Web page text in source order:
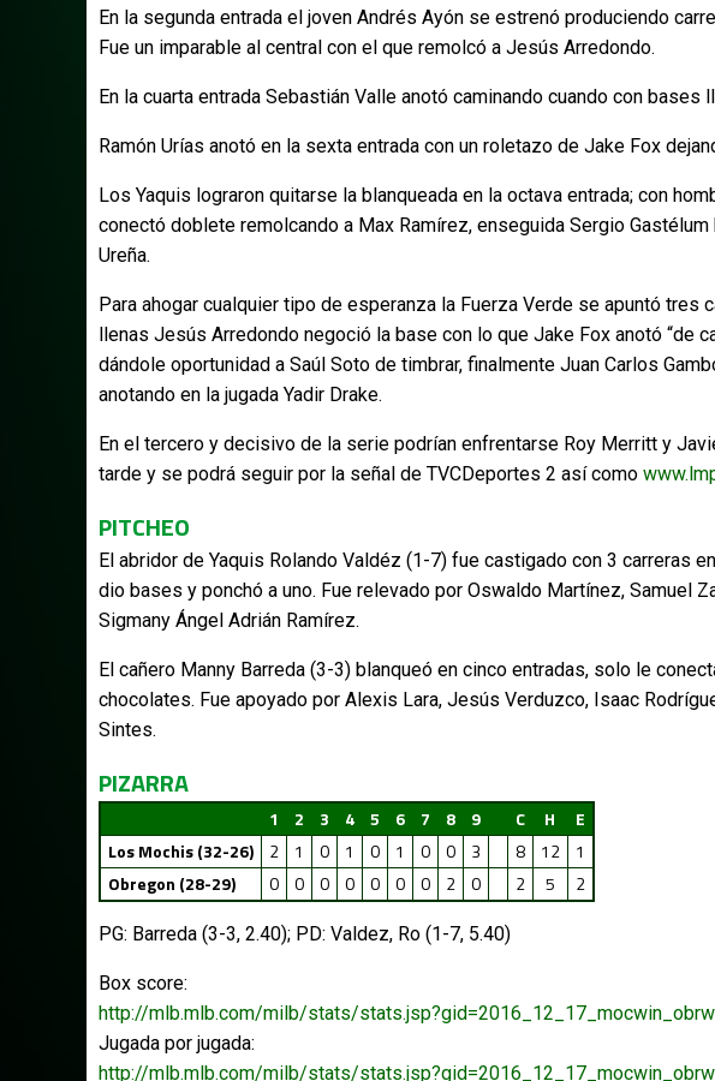
En la segunda entrada el joven Andrés Ayón se estrenó produciendo
Fue un imparable al central con el que remolcó a Jesús Arredondo.
En la cuarta entrada Sebastián Valle anotó caminando cuando con
Ramón Urías anotó en la sexta entrada con un roletazo de Jake Fox
Los Yaquis lograron quitarse la blanqueada en la octava entrada; con
conectó doblete remolcando a Max Ramírez, enseguida Sergio
Ureña.
Para ahogar cualquier tipo de esperanza la Fuerza Verde se apuntó tres
llenas Jesús Arredondo negoció la base con lo que Jake Fox anotó “de
dándole oportunidad a Saúl Soto de timbrar, finalmente Juan Carlos
anotando en la jugada Yadir Drake.
En el tercero y decisivo de la serie podrían enfrentarse Roy Merritt y
tarde y se podrá seguir por la señal de TVCDeportes 2 así como
PITCHEO
El abridor de Yaquis Rolando Valdéz (1-7) fue castigado con 3 carreras
dio bases y ponchó a uno. Fue relevado por Oswaldo Martínez, Samuel
Sigmany Ángel Adrián Ramírez.
El cañero Manny Barreda (3-3) blanqueó en cinco entradas, solo le
chocolates. Fue apoyado por Alexis Lara, Jesús Verduzco, Isaac
Sintes.
PIZARRA
1 2 3 4 5 6 7 8 9 C H
E
Los Mochis (32-26)
2 1 0 1 0 1 0 0 3 8 12
1
Obregon (28-29)
0 0 0 0 0 0 0 2 0 2 5 2
PG: Barreda (3-3, 2.40); PD: Valdez, Ro (1-7, 5.40)
Box score:
http://mlb.mlb.com/milb/stats/
Jugada por jugada:
http://mlb.mlb.com/milb/stats/